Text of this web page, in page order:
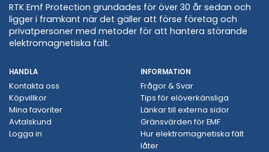
RTK Emf Protection grundades för över 30 år sedan och
ligger i framkant när det gäller att förse företag och
privatpersoner med metoder för att hantera störande
elektromagnetiska fält.
HANDLA
Kontakta oss
Köpvillkor
Mina favoriter
Avtalskund
Logga in
INFORMATION
Frågor & Svar
Tips för elöverkänsliga
Länkar till externa sidor
Gränsvärden för EMF
Hur elektromagnetiska fält
låter